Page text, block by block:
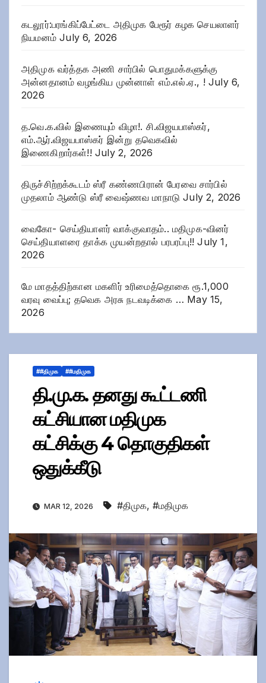
கடலூர்:பரங்கிப்பேட்டை அதிமுக பேரூர் கழக செயலாளர்
நியமனம் July 6, 2026
அதிமுக வர்த்தக அணி சார்பில் பொதுமக்களுக்கு
அன்னதானம் வழங்கிய முன்னாள் எம்.எல்.ஏ., ! July 6,
2026
த.வெ.க.வில் இணையும் விழா!. சி.விஜயபாஸ்கர்,
எம்.ஆர்.விஜயபாஸ்கர் இன்று தவெகவில்
இணைகிறார்கள்!! July 2, 2026
திருச்சிற்றக்கூடம் ஸ்ரீ கண்ணபிரான் பேரவை சார்பில்
முதலாம் ஆண்டு ஸ்ரீ வைஷ்ணவ மாநாடு July 2, 2026
வைகோ- செய்தியாளர் வாக்குவாதம்.. மதிமுக-வினர்
செய்தியாளரை தாக்க முயன்றதால் பரபரப்பு!! July 1,
2026
மே மாதத்திற்கான மகளிர் உரிமைத்தொகை ரூ.1,000
வரவு வைப்பு; தவெக அரசு நடவடிக்கை … May 15,
2026
##திமுக ##மதிமுக
தி.மு.க. தனது கூட்டணி
கட்சியான மதிமுக
கட்சிக்கு 4 தொகுதிகள்
ஒதுக்கீடு
MAR 12, 2026 #திமுக, #மதிமுக